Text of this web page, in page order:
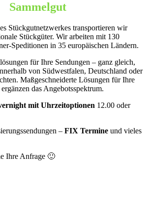
Sammelgut
Stückgutnetzwerkes transportieren wir
Stückgüter. Wir arbeiten mit 130
Speditionen in 35 europäischen Ländern.
für Ihre Sendungen – ganz gleich,
von Südwestfalen, Deutschland oder
Maßgeschneiderte Lösungen für Ihre
ergänzen das Angebotsspektrum.
mit Uhrzeitoptionen 12.00 oder
– FIX Termine und vieles
Ihre Anfrage 🙂